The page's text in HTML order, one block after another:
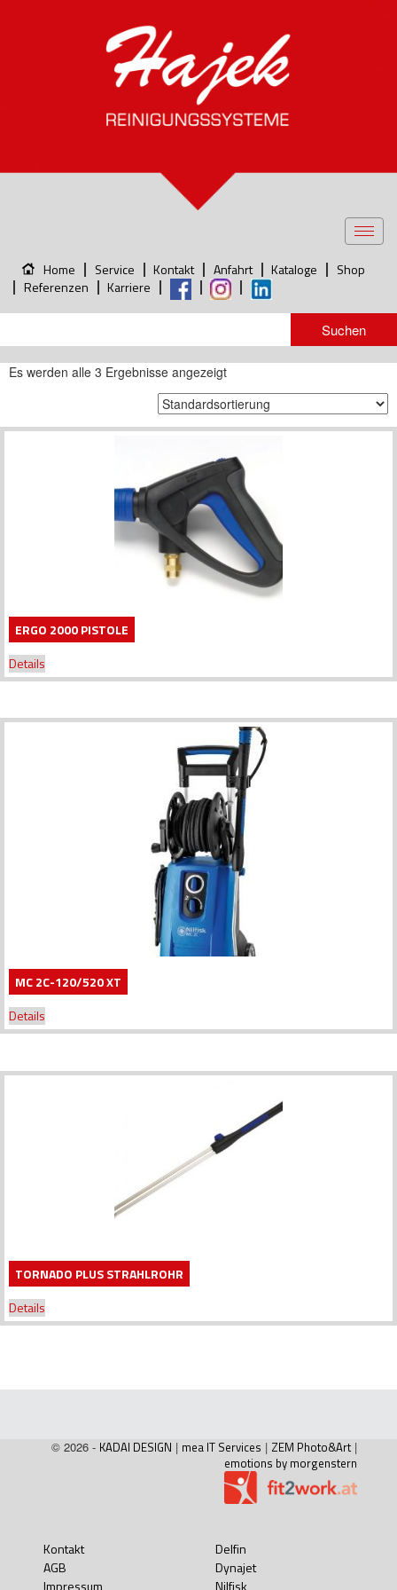
Home Service Kontakt Anfahrt Kataloge
Shop
Referenzen
Karriere
Es werden alle 3 Ergebnisse angezeigt
ERGO 2000 PISTOLE
Details
MC 2C-120/520 XT
Details
TORNADO PLUS STRAHLROHR
Details
© 2026 - KADAI DESIGN | mea IT Services | ZEM Photo&Art |
emotions by morgenstern
Kontakt
AGB
Impressum
Delfin
Dynajet
Nilfisk